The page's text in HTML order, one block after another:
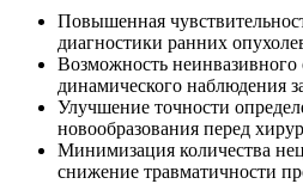
Повышенная
диагностики ранних
Возможность неинвазивного
динамического наблюдения
Улучшение точности
новообразования перед
Минимизация количества
снижение травматичности